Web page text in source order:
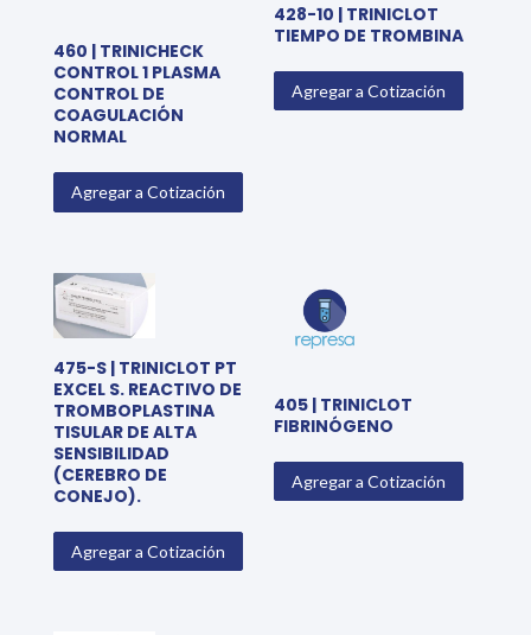
460 | TRINICHECK
CONTROL 1 PLASMA
CONTROL DE
COAGULACIÓN
NORMAL
Agregar a Cotización
428-10 | TRINICLOT
TIEMPO DE TROMBINA
Agregar a Cotización
475-S | TRINICLOT PT
EXCEL S. REACTIVO DE
TROMBOPLASTINA
TISULAR DE ALTA
SENSIBILIDAD
(CEREBRO DE
CONEJO).
Agregar a Cotización
405 | TRINICLOT
FIBRINÓGENO
Agregar a Cotización